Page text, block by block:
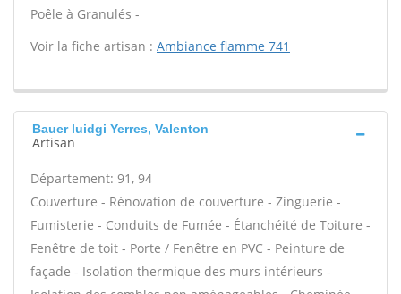
Poêle à Granulés -
Voir la fiche artisan : Ambiance flamme 741
Bauer luidgi Yerres, Valenton
Artisan
Département: 91, 94
Couverture - Rénovation de couverture - Zinguerie -
Fumisterie - Conduits de Fumée - Étanchéité de Toiture -
Fenêtre de toit - Porte / Fenêtre en PVC - Peinture de
façade - Isolation thermique des murs intérieurs -